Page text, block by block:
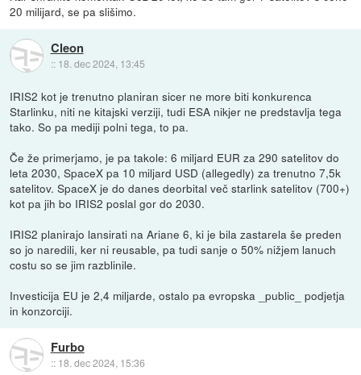
20 milijard, se pa slišimo.
Cleon
:: 18. dec 2024, 13:45
IRIS2 kot je trenutno planiran sicer ne more biti konkurenca
Starlinku, niti ne kitajski verziji, tudi ESA nikjer ne predstavlja tega
tako. So pa mediji polni tega, to pa.
Če že primerjamo, je pa takole: 6 miljard EUR za 290 satelitov do
leta 2030, SpaceX pa 10 miljard USD (allegedly) za trenutno 7,5k
satelitov. SpaceX je do danes deorbital več starlink satelitov (700+)
kot pa jih bo IRIS2 poslal gor do 2030.
IRIS2 planirajo lansirati na Ariane 6, ki je bila zastarela še preden
so jo naredili, ker ni reusable, pa tudi sanje o 50% nižjem lanuch
costu so se jim razblinile.
Investicija EU je 2,4 miljarde, ostalo pa evropska _public_ podjetja
in konzorciji.
Furbo
:: 18. dec 2024, 15:36